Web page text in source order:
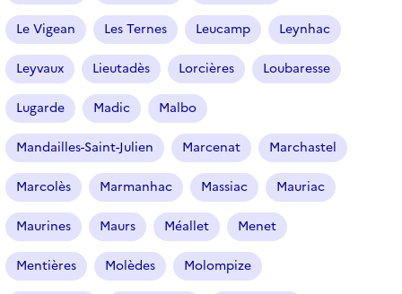
Le Vigean Les Ternes Leucamp Leynhac
Leyvaux Lieutadès Lorcières Loubaresse
Lugarde Madic Malbo
Mandailles-Saint-Julien Marcenat Marchastel
Marcolès Marmanhac Massiac Mauriac
Maurines Maurs Méallet Menet
Mentières Molèdes Molompize